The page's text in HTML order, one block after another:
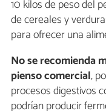
10 kilos de peso del
de cereales y
para ofrecer una
No se recomienda
pienso comercial,
procesos digestivos
podrían producir